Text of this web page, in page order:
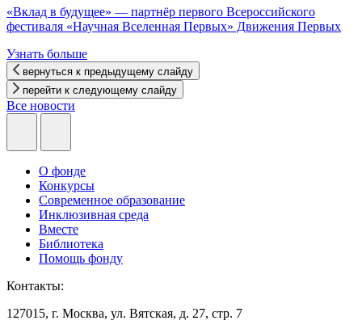
«Вклад в будущее» — партнёр первого Всероссийского
фестиваля «Научная Вселенная Первых» Движения Первых
Узнать больше
вернуться к предыдущему слайду
перейти к следующему слайду
Все новости
О фонде
Конкурсы
Современное образование
Инклюзивная среда
Вместе
Библиотека
Помощь фонду
Контакты:
127015, г. Москва, ул. Вятская, д. 27, стр. 7